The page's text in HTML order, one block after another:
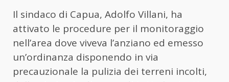
Il sindaco di Capua, Adolfo Villani, ha
attivato le procedure per il monitoraggio
nell’area dove viveva l’anziano ed emesso
un’ordinanza disponendo in via
precauzionale la pulizia dei terreni incolti,